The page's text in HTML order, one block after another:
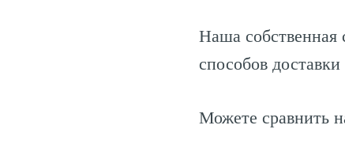
Наша собственная
способов
Можете сравнить